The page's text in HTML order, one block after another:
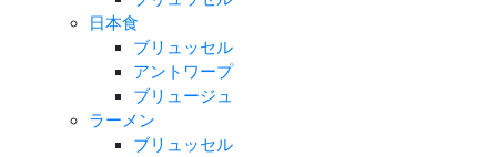
日本食
ブリュッセル
アントワープ
ブリュージュ
ラーメン
ブリュッセル